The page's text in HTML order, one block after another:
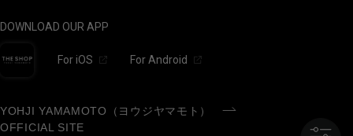
DOWNLOAD OUR APP
For iOS For Android
YOHJI YAMAMOTO（ヨウジヤマモト）
OFFICIAL SITE